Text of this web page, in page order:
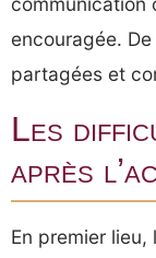
encouragée.
partagées et
Les
après
En premier